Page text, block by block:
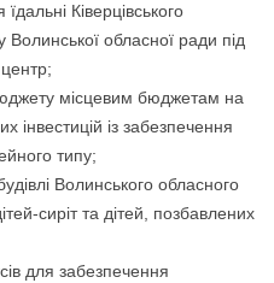
Ківерцівського
обласної ради під
місцевим бюджетам на
інвестицій із забезпечення
типу;
Волинського обласного
сиріт та дітей, позбавлених
для забезпечення